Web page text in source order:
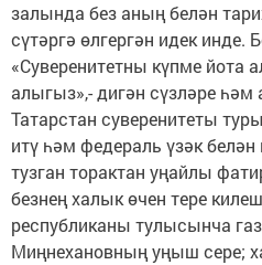
залында без аның белән
сүтәргә өлгергән идек инде.
«Суверенитетны күпме йота
алыгыз»,- дигән сүзләре һәм
Татарстан суверенитеты
итү һәм федераль үзәк
тузган торактан уңайлы
безнең халык өчен тере
респуб­ликаны тулысынча
Миңнехановның уңыш сере;